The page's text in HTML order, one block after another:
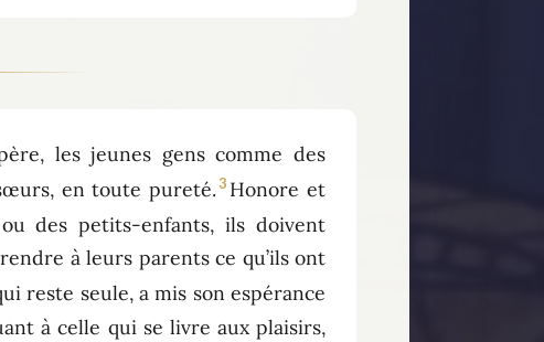
les jeunes gens comme des
en toute pureté.3 Honore et
des petits-enfants, ils doivent
à leurs parents ce qu’ils ont
reste seule, a mis son espérance
à celle qui se livre aux plaisirs,